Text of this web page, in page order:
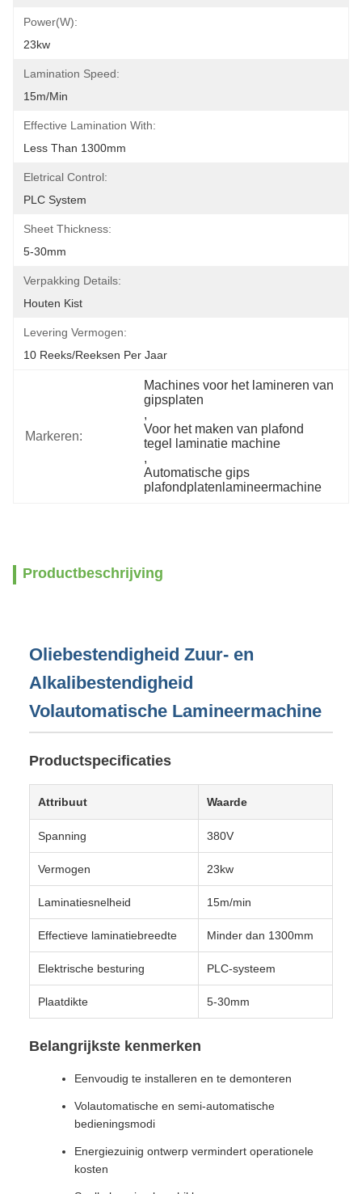
Power(W):
23kw
Lamination Speed:
15m/min
Effective Lamination With:
Less Than 1300mm
Eletrical Control:
PLC System
Sheet Thickness:
5-30mm
Verpakking Details:
Houten Kist
Levering Vermogen:
10 Reeks/Reeksen Per Jaar
Markeren:
Machines voor het lamineren van
gipsplaten
,
Voor het maken van plafond
tegel laminatie machine
,
Automatische gips
plafondplatenlamineermachine
Productbeschrijving
Oliebestendigheid Zuur- en
Alkalibestendigheid
Volautomatische Lamineermachine
Productspecificaties
Attribuut Waarde
Spanning 380V
Vermogen 23kw
Laminatiesnelheid 15m/min
Effectieve laminatiebreedte Minder dan 1300mm
Elektrische besturing PLC-systeem
Plaatdikte 5-30mm
Belangrijkste kenmerken
Eenvoudig te installeren en te demonteren
Volautomatische en semi-automatische
bedieningsmodi
Energiezuinig ontwerp vermindert operationele
kosten